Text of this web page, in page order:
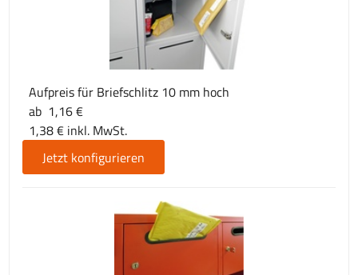
Aufpreis für Briefschlitz 10 mm hoch
ab 1,16 €
1,38 € inkl. MwSt.
Jetzt konfigurieren